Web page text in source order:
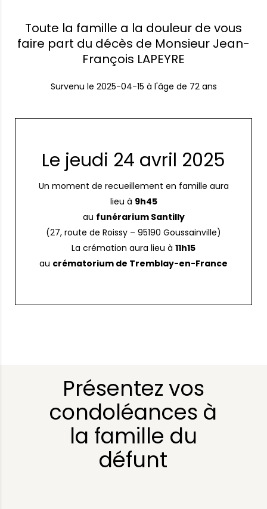
Toute la famille a la douleur de vous
faire part du décès de Monsieur Jean-
François LAPEYRE
Survenu le 2025-04-15 à l'âge de 72 ans
Le jeudi 24 avril 2025
Un moment de recueillement en famille aura
lieu à 9h45
au funérarium Santilly
(27, route de Roissy – 95190 Goussainville)
La crémation aura lieu à 11h15
au crématorium de Tremblay-en-France
Présentez vos
condoléances à
la famille du
défunt